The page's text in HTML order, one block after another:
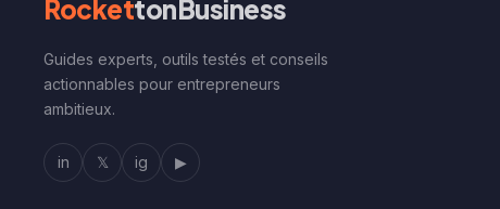
RockettonBusiness
Guides experts, outils testés et conseils
actionnables pour entrepreneurs
ambitieux.
in 𝕏 ig ▶